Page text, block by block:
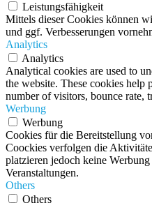
Leistungsfähigkeit
Mittels dieser Cookies können
und ggf. Verbesserungen
Analytics
Analytics
Analytical cookies are used to
the website. These cookies
number of visitors, bounce rate,
Werbung
Werbung
Cookies für die Bereitstellung
Coockies verfolgen die
platzieren jedoch keine
Veranstaltungen.
Others
Others